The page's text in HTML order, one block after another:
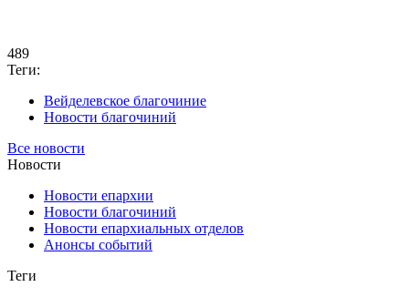
489
Теги:
Вейделевское благочиние
Новости благочиний
Все новости
Новости
Новости епархии
Новости благочиний
Новости епархиальных отделов
Анонсы событий
Теги